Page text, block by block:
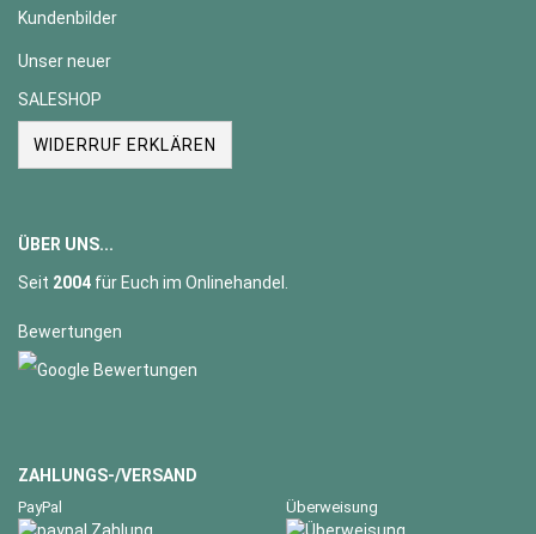
Kundenbilder
Unser neuer
SALESHOP
WIDERRUF ERKLÄREN
ÜBER UNS...
Seit 2004 für Euch im Onlinehandel.
Bewertungen
ZAHLUNGS-/VERSAND
PayPal Überweisung